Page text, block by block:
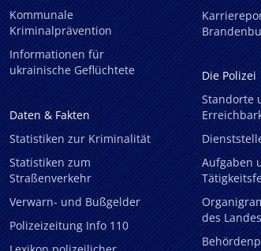
Kommunale
Kriminalprävention
Informationen für
ukrainische Geflüchtete
Daten & Fakten
Statistiken zur Kriminalität
Statistiken zum
Straßenverkehr
Verwarn- und Bußgelder
Polizeizeitung Info 110
Die Polizei
Standorte
Aufgaben
des